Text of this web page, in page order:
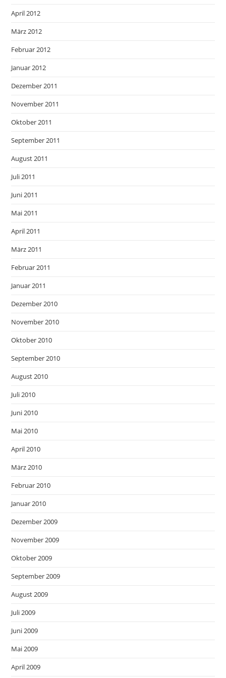
April 2012
März 2012
Februar 2012
Januar 2012
Dezember 2011
November 2011
Oktober 2011
September 2011
August 2011
Juli 2011
Juni 2011
Mai 2011
April 2011
März 2011
Februar 2011
Januar 2011
Dezember 2010
November 2010
Oktober 2010
September 2010
August 2010
Juli 2010
Juni 2010
Mai 2010
April 2010
März 2010
Februar 2010
Januar 2010
Dezember 2009
November 2009
Oktober 2009
September 2009
August 2009
Juli 2009
Juni 2009
Mai 2009
April 2009